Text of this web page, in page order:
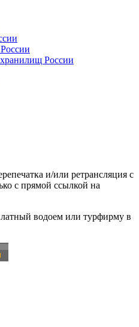
России
и/или ретрансляция с
с прямой ссылкой на
водоем или турфирму в